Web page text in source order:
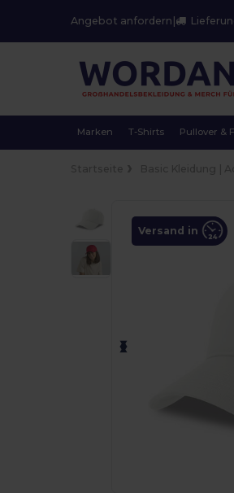
Angebot anfordern
Marken T-Shirts Pullover &
Versand in